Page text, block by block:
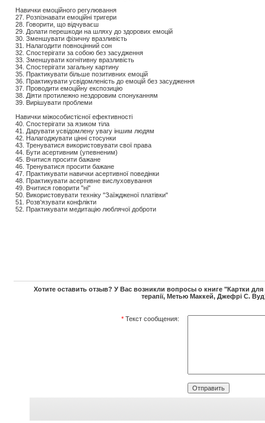
Навички емоційного регулювання
27. Розпізнавати емоційні тригери
28. Говорити, що відчуваєш
29. Долати перешкоди на шляху до здорових емоцій
30. Зменшувати фізичну вразливість
31. Налагодити повноцінний сон
32. Спостерігати за собою без засудження
33. Зменшувати когнітивну вразливість
34. Спостерігати загальну картину
35. Практикувати більше позитивних емоцій
36. Практикувати усвідомленість до емоцій без засудження
37. Проводити емоційну експозицію
38. Діяти протилежно нездоровим спонуканням
39. Вирішувати проблеми
Навички міжособистісної ефективності
40. Спостерігати за язиком тіла
41. Дарувати усвідомлену увагу іншим людям
42. Налагоджувати цінні стосунки
43. Тренуватися використовувати свої права
44. Бути асертивним (упевненим)
45. Вчитися просити бажане
46. Тренуватися просити бажане
47. Практикувати навички асертивної поведінки
48. Практикувати асертивне вислуховування
49. Вчитися говорити "ні"
50. Використовувати техніку "Заїждженої платівки"
51. Розв'язувати конфлікти
52. Практикувати медитацію люблячої доброти
Хотите оставить отзыв? У Вас возникли вопросы о книге "Картки для
терапії, Метью Маккей, Джефрі С.
* Текст сообщения: